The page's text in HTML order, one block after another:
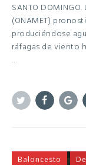
SANTO
(ONAMET)
produciéndose
ráfagas de viento
…
Baloncesto